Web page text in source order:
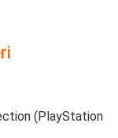
(PlayStation